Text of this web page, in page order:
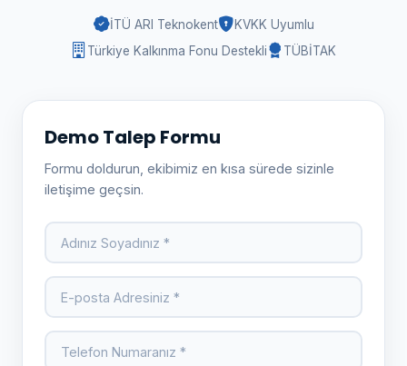
İTÜ ARI Teknokent
KVKK Uyumlu
Türkiye Kalkınma Fonu Destekli
TÜBİTAK
Demo Talep Formu
Formu doldurun, ekibimiz en kısa sürede sizinle
iletişime geçsin.